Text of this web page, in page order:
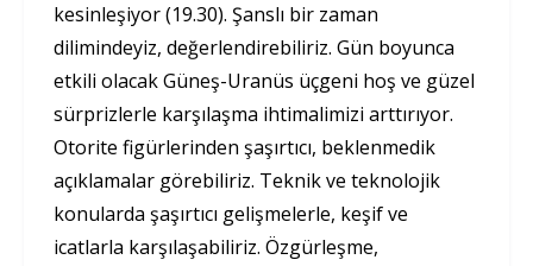
kesinleşiyor (19.30). Şanslı bir zaman
dilimindeyiz, değerlendirebiliriz. Gün boyunca
etkili olacak Güneş-Uranüs üçgeni hoş ve güzel
sürprizlerle karşılaşma ihtimalimizi arttırıyor.
Otorite figürlerinden şaşırtıcı, beklenmedik
açıklamalar görebiliriz. Teknik ve teknolojik
konularda şaşırtıcı gelişmelerle, keşif ve
icatlarla karşılaşabiliriz. Özgürleşme,